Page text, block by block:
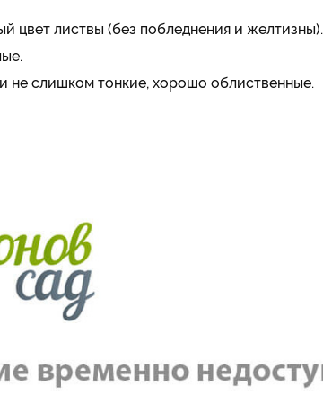
цвет листвы (без побледнения и желтизны).
не слишком тонкие, хорошо облиственные.